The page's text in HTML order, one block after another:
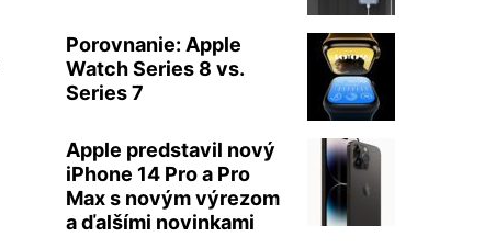
Porovnanie: Apple
Watch Series 8 vs.
Series 7
Apple predstavil nový
iPhone 14 Pro a Pro
Max s novým výrezom
a ďalšími novinkami